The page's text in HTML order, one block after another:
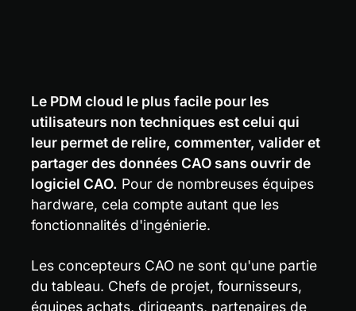
Le PDM cloud le plus facile pour les
utilisateurs non techniques est celui qui
leur permet de relire, commenter, valider et
partager des données CAO sans ouvrir de
logiciel CAO. Pour de nombreuses équipes
hardware, cela compte autant que les
fonctionnalités d'ingénierie.
Les concepteurs CAO ne sont qu'une partie
du tableau. Chefs de projet, fournisseurs,
équipes achats, dirigeants, partenaires de